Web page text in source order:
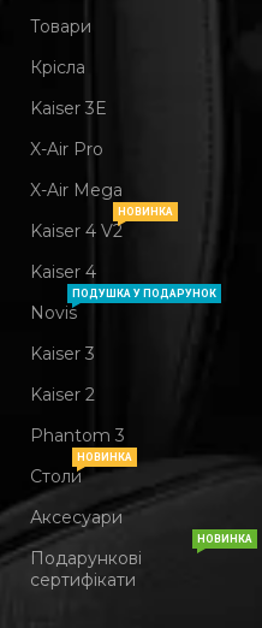
Товари
Крісла
Kaiser 3Е
X-Air Pro
X-Air Mega
Kaiser 4 V2
НОВИНКА
Kaiser 4
Novis
ПОДУШКА У ПОДАРУНОК
Kaiser 3
Kaiser 2
Phantom 3
Столи
НОВИНКА
Аксесуари
Подарункові
сертифікати
НОВИНКА